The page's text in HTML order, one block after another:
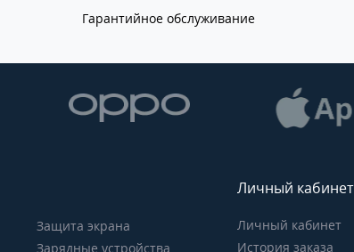
Гарантийное обслуживание
Защита экрана
Зарядные устройства
Личный кабинет
Личный кабинет
История заказа